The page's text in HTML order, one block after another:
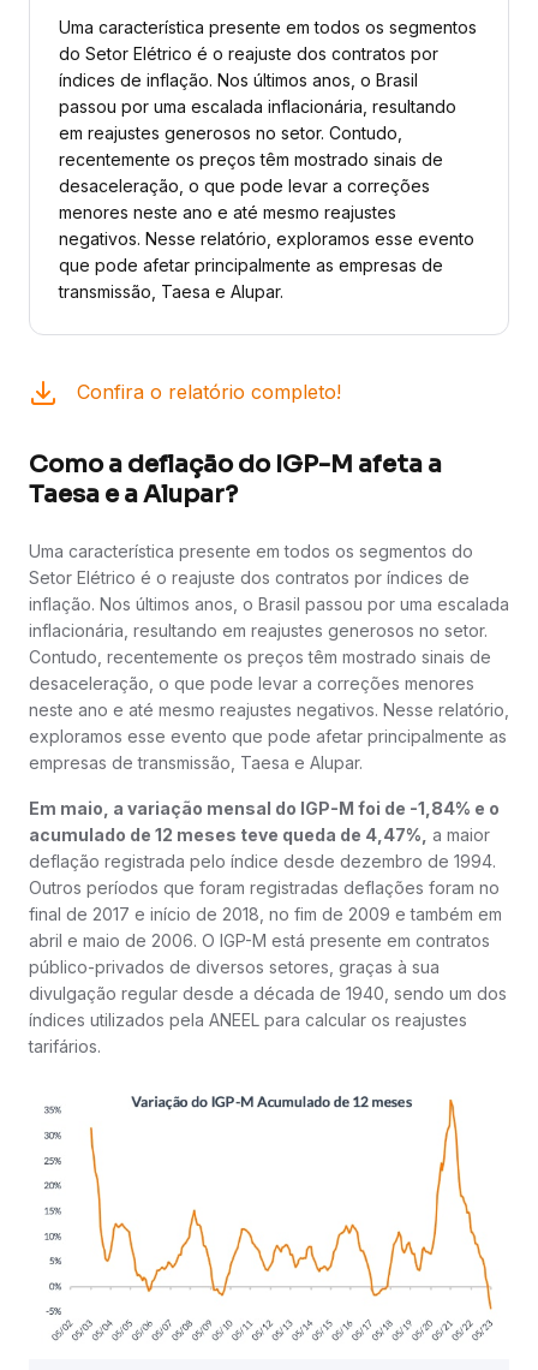
Uma característica presente em todos os segmentos
do Setor Elétrico é o reajuste dos contratos por
índices de inflação. Nos últimos anos, o Brasil
passou por uma escalada inflacionária, resultando
em reajustes generosos no setor. Contudo,
recentemente os preços têm mostrado sinais de
desaceleração, o que pode levar a correções
menores neste ano e até mesmo reajustes
negativos. Nesse relatório, exploramos esse evento
que pode afetar principalmente as empresas de
transmissão, Taesa e Alupar.
Confira o relatório completo!
Como a deflação do IGP-M afeta a
Taesa e a Alupar?
Uma característica presente em todos os segmentos do
Setor Elétrico é o reajuste dos contratos por índices de
inflação. Nos últimos anos, o Brasil passou por uma escalada
inflacionária, resultando em reajustes generosos no setor.
Contudo, recentemente os preços têm mostrado sinais de
desaceleração, o que pode levar a correções menores
neste ano e até mesmo reajustes negativos. Nesse relatório,
exploramos esse evento que pode afetar principalmente as
empresas de transmissão, Taesa e Alupar.
Em maio, a variação mensal do IGP-M foi de -1,84% e o
acumulado de 12 meses teve queda de 4,47%, a maior
deflação registrada pelo índice desde dezembro de 1994.
Outros períodos que foram registradas deflações foram no
final de 2017 e início de 2018, no fim de 2009 e também em
abril e maio de 2006. O IGP-M está presente em contratos
público-privados de diversos setores, graças à sua
divulgação regular desde a década de 1940, sendo um dos
índices utilizados pela ANEEL para calcular os reajustes
tarifários.